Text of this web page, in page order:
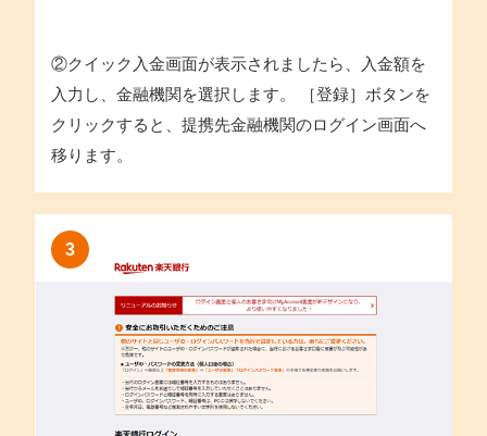
②クイック入金画面が表示されましたら、入金額を
入力し、金融機関を選択します。 ［登録］ボタンを
クリックすると、提携先金融機関のログイン画面へ
移ります。
3